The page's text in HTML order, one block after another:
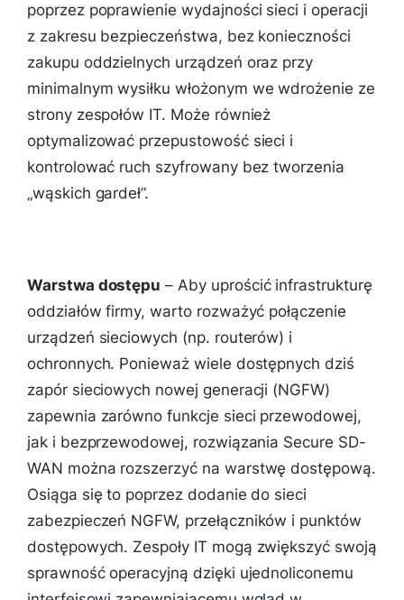
poprzez poprawienie wydajności sieci i operacji
z zakresu bezpieczeństwa, bez konieczności
zakupu oddzielnych urządzeń oraz przy
minimalnym wysiłku włożonym we wdrożenie ze
strony zespołów IT. Może również
optymalizować przepustowość sieci i
kontrolować ruch szyfrowany bez tworzenia
„wąskich gardeł”.
Warstwa dostępu – Aby uprościć infrastrukturę
oddziałów firmy, warto rozważyć połączenie
urządzeń sieciowych (np. routerów) i
ochronnych. Ponieważ wiele dostępnych dziś
zapór sieciowych nowej generacji (NGFW)
zapewnia zarówno funkcje sieci przewodowej,
jak i bezprzewodowej, rozwiązania Secure SD-
WAN można rozszerzyć na warstwę dostępową.
Osiąga się to poprzez dodanie do sieci
zabezpieczeń NGFW, przełączników i punktów
dostępowych. Zespoły IT mogą zwiększyć swoją
sprawność operacyjną dzięki ujednoliconemu